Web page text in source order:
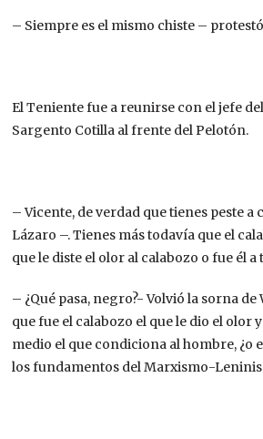
– Siempre es el mismo chiste –
El Teniente fue a reunirse con el jefe
Sargento Cotilla al frente del Pelotón.
– Vicente, de verdad que tienes peste a
Lázaro –. Tienes más todavía que el
que le diste el olor al calabozo o fue él a
– ¿Qué pasa, negro?- Volvió la sorna
que fue el calabozo el que le dio el olor
medio el que condiciona al hombre, ¿o
los fundamentos del Marxismo-